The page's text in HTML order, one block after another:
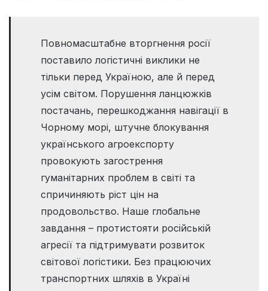
Повномасштабне вторгнення росії
поставило логістичні виклики не
тільки перед Україною, але й перед
усім світом. Порушення ланцюжків
постачань, перешкоджання навігації в
Чорному морі, штучне блокування
українського агроекспорту
провокують загострення
гуманітарних проблем в світі та
спричиняють ріст цін на
продовольство. Наше глобальне
завдання – протистояти російській
агресії та підтримувати розвиток
світової логістики. Без працюючих
транспортних шляхів в Україні